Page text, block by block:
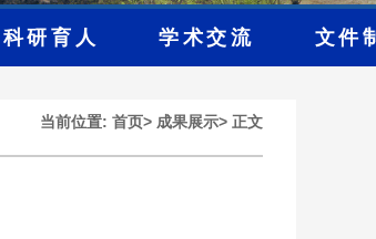
科研育人 学术交流 文件
当前位置: 首页> 成果展示> 正文